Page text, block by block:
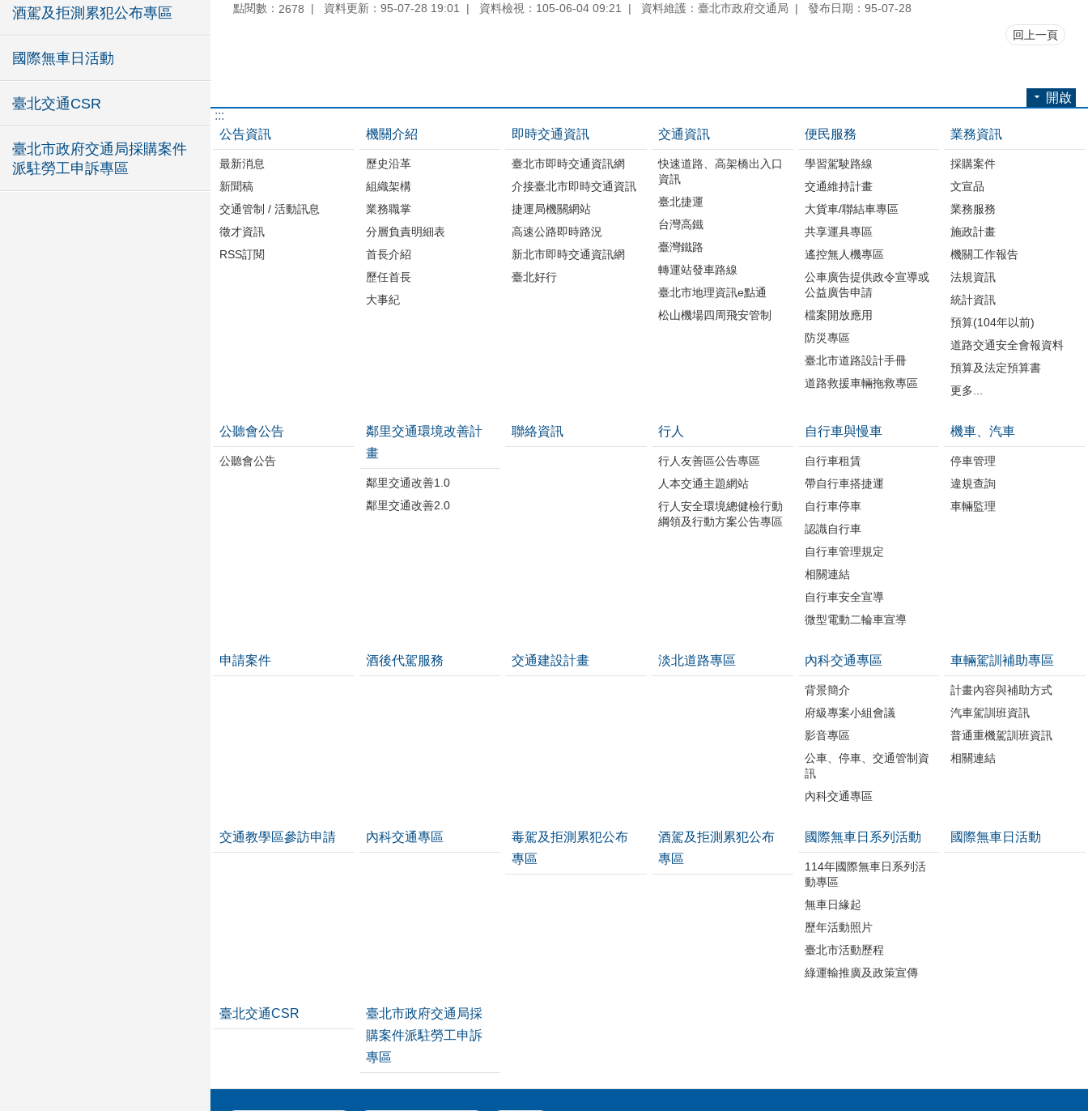
酒駕及拒測累犯公布專區
國際無車日活動
臺北交通CSR
臺北市政府交通局採購案件
派駐勞工申訴專區
點閱數： 2678 資料更新：95-07-28 19:01 資料檢視：105-06-04 09:21 資料維護：臺北市政府交通局 發布日期：95-07-28
回上一頁
開啟
:::
公告資訊
最新消息
新聞稿
交通管制 / 活動訊息
徵才資訊
RSS訂閱
機關介紹
歷史沿革
組織架構
業務職掌
分層負責明細表
首長介紹
歷任首長
大事紀
即時交通資訊
臺北市即時交通資訊網
介接臺北市即時交通資訊
捷運局機關網站
高速公路即時路況
新北市即時交通資訊網
臺北好行
交通資訊
快速道路、高架橋出入口
資訊
臺北捷運
台灣高鐵
臺灣鐵路
轉運站發車路線
臺北市地理資訊e點通
松山機場四周飛安管制
便民服務
學習駕駛路線
交通維持計畫
大貨車/聯結車專區
共享運具專區
遙控無人機專區
公車廣告提供政令宣導或
公益廣告申請
檔案開放應用
防災專區
臺北市道路設計手冊
道路救援車輛拖救專區
業務資訊
採購案件
文宣品
業務服務
施政計畫
機關工作報告
法規資訊
統計資訊
預算(104年以前)
道路交通安全會報資料
預算及法定預算書
更多...
公聽會公告
公聽會公告
鄰里交通環境改善計
畫
鄰里交通改善1.0
鄰里交通改善2.0
聯絡資訊 行人
行人友善區公告專區
人本交通主題網站
行人安全環境總健檢行動
綱領及行動方案公告專區
自行車與慢車
自行車租賃
帶自行車搭捷運
自行車停車
認識自行車
自行車管理規定
相關連結
自行車安全宣導
微型電動二輪車宣導
機車、汽車
停車管理
違規查詢
車輛監理
申請案件 酒後代駕服務 交通建設計畫 淡北道路專區 內科交通專區
背景簡介
府級專案小組會議
影音專區
公車、停車、交通管制資
訊
內科交通專區
車輛駕訓補助專區
計畫內容與補助方式
汽車駕訓班資訊
普通重機駕訓班資訊
相關連結
交通教學區參訪申請 內科交通專區
毒駕及拒測累犯公布
專區
酒駕及拒測累犯公布
專區
國際無車日系列活動
114年國際無車日系列活
動專區
無車日緣起
歷年活動照片
臺北市活動歷程
綠運輸推廣及政策宣傳
國際無車日活動
臺北交通CSR
臺北市政府交通局採
購案件派駐勞工申訴
專區